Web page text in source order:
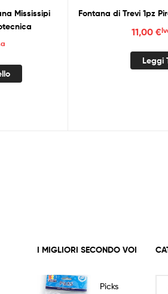
Mississipi
Fontana di Trevi 1pz
11,00 €
Leggi
I MIGLIORI SECONDO VOI
Picks